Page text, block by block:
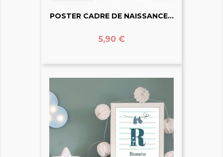
POSTER CADRE DE NAISSANCE...
Prix
5,90 €